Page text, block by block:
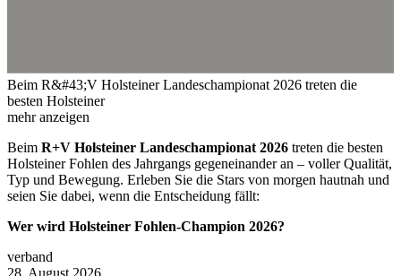
Beim R&#43;V Holsteiner Landeschampionat 2026 treten die
besten Holsteiner
mehr anzeigen
Beim R+V Holsteiner Landeschampionat 2026 treten die besten
Holsteiner Fohlen des Jahrgangs gegeneinander an – voller Qualität,
Typ und Bewegung. Erleben Sie die Stars von morgen hautnah und
seien Sie dabei, wenn die Entscheidung fällt:
Wer wird Holsteiner Fohlen-Champion 2026?
verband
28. August 2026